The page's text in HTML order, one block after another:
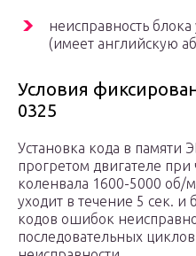
неисправность
(имеет английскую
Условия
0325
Установка кода в памяти
прогретом двигателе при
коленвала 1600-5000 об/
уходит в течение 5 сек. и
кодов ошибок
последовательных